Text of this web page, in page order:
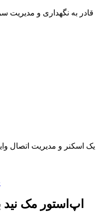
اپ‌استور مک نید با بیش از